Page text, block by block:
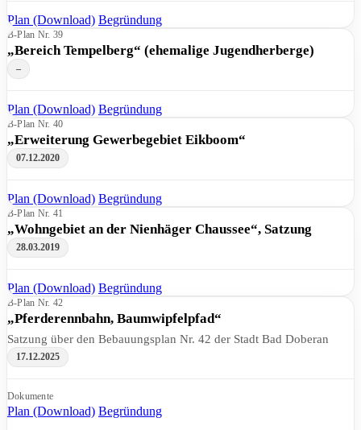
Plan (Download) Begründung
B-Plan Nr. 39
„Bereich Tempelberg“ (ehemalige Jugendherberge)
–
Plan (Download) Begründung
B-Plan Nr. 40
„Erweiterung Gewerbegebiet Eikboom“
07.12.2020
Plan (Download) Begründung
B-Plan Nr. 41
„Wohngebiet an der Nienhäger Chaussee“, Satzung
28.03.2019
Plan (Download) Begründung
B-Plan Nr. 42
„Pferderennbahn, Baumwipfelpfad“
Satzung über den Bebauungsplan Nr. 42 der Stadt Bad Doberan
17.12.2025
Dokumente
Plan (Download) Begründung